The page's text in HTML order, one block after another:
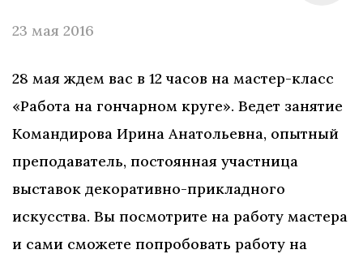
23 мая 2016
28 мая ждем вас в 12 часов на мастер-класс
«Работа на гончарном круге». Ведет занятие
Командирова Ирина Анатольевна, опытный
преподаватель, постоянная участница
выставок декоративно-прикладного
искусства. Вы посмотрите на работу мастера
и сами сможете попробовать работу на